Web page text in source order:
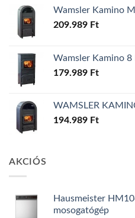
Wamsler Kamino
209.989 Ft
Wamsler Kamino 8
179.989 Ft
WAMSLER
194.989 Ft
AKCIÓS
Hausmeister
mosogatógép